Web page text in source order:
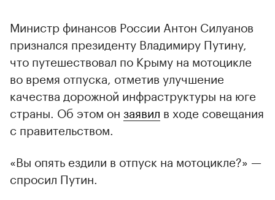
Министр финансов России Антон Силуанов
признался президенту Владимиру Путину,
что путешествовал по Крыму на мотоцикле
во время отпуска, отметив улучшение
качества дорожной инфраструктуры на юге
страны. Об этом он заявил в ходе совещания
с правительством.
«Вы опять ездили в отпуск на мотоцикле?» —
спросил Путин.